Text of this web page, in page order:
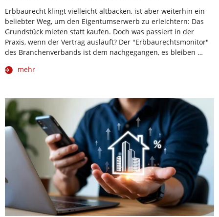
Erbbaurecht klingt vielleicht altbacken, ist aber weiterhin ein
beliebter Weg, um den Eigentumserwerb zu erleichtern: Das
Grundstück mieten statt kaufen. Doch was passiert in der
Praxis, wenn der Vertrag ausläuft? Der "Erbbaurechtsmonitor"
des Branchenverbands ist dem nachgegangen, es bleiben …
mehr